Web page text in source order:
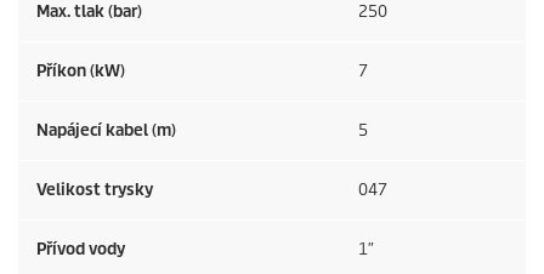
Max. tlak (bar) 250
Příkon (kW) 7
Napájecí kabel (m) 5
Velikost trysky 047
Přívod vody 1″